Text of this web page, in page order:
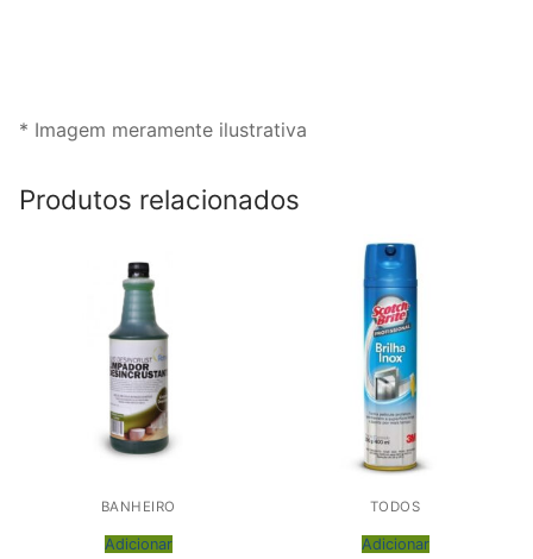
* Imagem meramente ilustrativa
Produtos relacionados
BANHEIRO
Adicionar
TODOS
Adicionar